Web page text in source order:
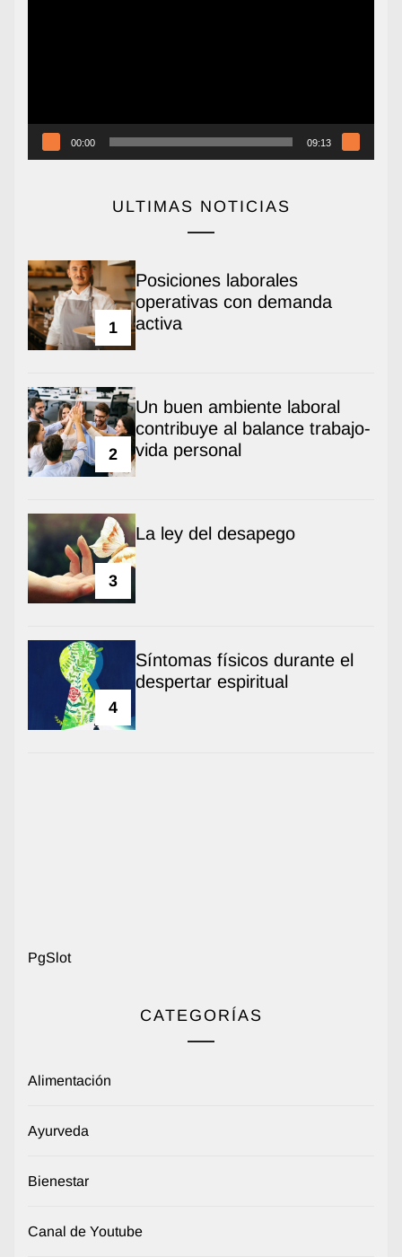
00:00 09:13
ULTIMAS NOTICIAS
1
Posiciones laborales
operativas con demanda
activa
2
Un buen ambiente laboral
contribuye al balance trabajo-
vida personal
3
La ley del desapego
4
Síntomas físicos durante el
despertar espiritual
PgSlot
CATEGORÍAS
Alimentación
Ayurveda
Bienestar
Canal de Youtube